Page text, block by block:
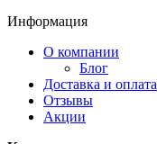
Информация
О компании
Блог
Доставка и оплата
Отзывы
Акции